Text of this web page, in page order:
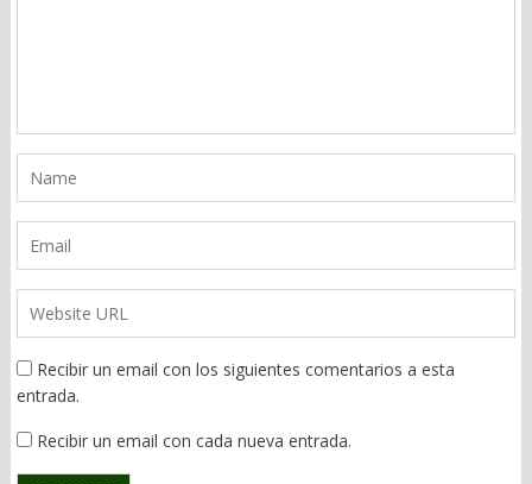
Recibir un email con los siguientes comentarios a esta
entrada.
Recibir un email con cada nueva entrada.